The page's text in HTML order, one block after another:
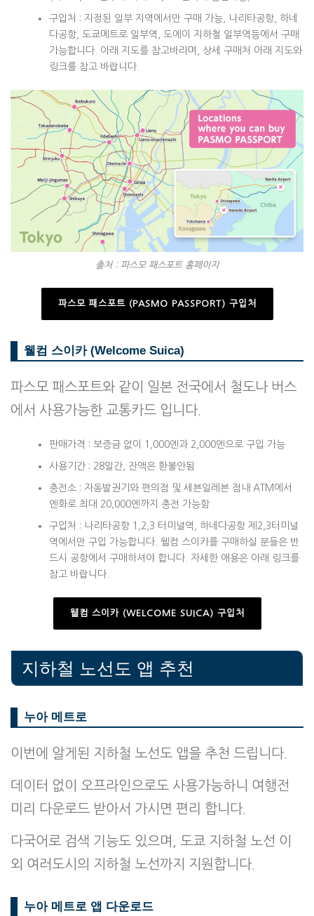
구입처 : 지정된 일부 지역에서만 구매 가능, 나리타공항, 하네
다공항, 도쿄메트로 일부역, 도에이 지하철 일부역등에서 구매
가능합니다. 아래 지도를 참고바라며, 상세 구매처 아래 지도와
링크를 참고 바랍니다.
출처 : 파스모 패스포트 홈페이지
파스모 패스포트 (PASMO PASSPORT) 구입처
웰컴 스이카 (Welcome Suica)
파스모 패스포트와 같이 일본 전국에서 철도나 버스
에서 사용가능한 교통카드 입니다.
판매가격 : 보증금 없이 1,000엔과 2,000엔으로 구입 가능
사용기간 : 28일간, 잔액은 환불안됨
충전소 : 자동발권기와 편의점 및 세븐일레븐 점내 ATM에서
엔화로 최대 20,000엔까지 충전 가능함
구입처 : 나리타공항 1,2,3 터미널역, 하네다공항 제2,3터미널
역에서만 구입 가능합니다. 웰컴 스이카를 구매하실 분들은 반
드시 공항에서 구매하셔야 합니다. 자세한 애용은 아래 링크를
참고 바랍니다.
웰컴 스이카 (WELCOME SUICA) 구입처
지하철 노선도 앱 추천
누아 메트로
이번에 알게된 지하철 노선도 앱을 추천 드립니다.
데이터 없이 오프라인으로도 사용가능하니 여행전
미리 다운로드 받아서 가시면 편리 합니다.
다국어로 검색 기능도 있으며, 도쿄 지하철 노선 이
외 여러도시의 지하철 노선까지 지원합니다.
누아 메트로 앱 다운로드